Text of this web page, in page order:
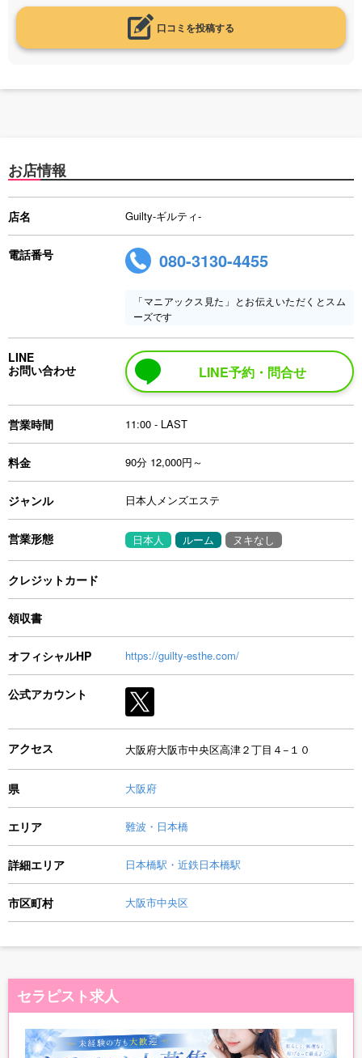
口コミを投稿する
お店情報
店名 Guilty-ギルティ-
電話番号 080-3130-4455
「マニアックス見た」とお伝えいただくとスム
ーズです
LINE
お問い合わせ
LINE予約・問合せ
営業時間 11:00 - LAST
料金 90分 12,000円～
ジャンル 日本人メンズエステ
営業形態 日本人 ルーム ヌキなし
クレジットカード
領収書
オフィシャルHP https://guilty-esthe.com/
公式アカウント
アクセス 大阪府大阪市中央区高津２丁目４−１０
県 大阪府
エリア 難波・日本橋
詳細エリア 日本橋駅・近鉄日本橋駅
市区町村 大阪市中央区
セラピスト求人